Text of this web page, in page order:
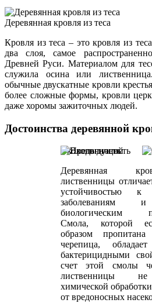
Деревянная кровля из теса
Кровля из теса – это кровля из
два слоя, самое
Древней Руси. Материалом для
служила осина или
обычные двускатные кровли
более сложные формы, кровли
даже хоромы зажиточных людей.
Достоинства деревянной
Экологичность
Деревянная
лиственницы
устойчивостью к
заболеваниям
биологическим
Смола, которой
образом пропитана
черепица,
бактерицидными
счет этой смолы
лиственницы
химической
от вредоносных